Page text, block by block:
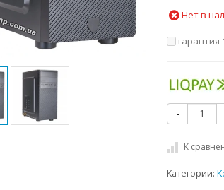
Нет в
гарантия
-
К
Категории: